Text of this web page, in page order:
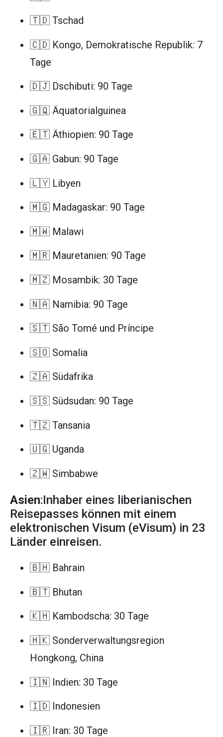
🇹🇩 Tschad
🇨🇩 Kongo, Demokratische Republik: 7
Tage
🇩🇯 Dschibuti: 90 Tage
🇬🇶 Äquatorialguinea
🇪🇹 Äthiopien: 90 Tage
🇬🇦 Gabun: 90 Tage
🇱🇾 Libyen
🇲🇬 Madagaskar: 90 Tage
🇲🇼 Malawi
🇲🇷 Mauretanien: 90 Tage
🇲🇿 Mosambik: 30 Tage
🇳🇦 Namibia: 90 Tage
🇸🇹 São Tomé und Príncipe
🇸🇴 Somalia
🇿🇦 Südafrika
🇸🇸 Südsudan: 90 Tage
🇹🇿 Tansania
🇺🇬 Uganda
🇿🇼 Simbabwe
Asien:Inhaber eines liberianischen
Reisepasses können mit einem
elektronischen Visum (eVisum) in 23
Länder einreisen.
🇧🇭 Bahrain
🇧🇹 Bhutan
🇰🇭 Kambodscha: 30 Tage
🇭🇰 Sonderverwaltungsregion
Hongkong, China
🇮🇳 Indien: 30 Tage
🇮🇩 Indonesien
🇮🇷 Iran: 30 Tage